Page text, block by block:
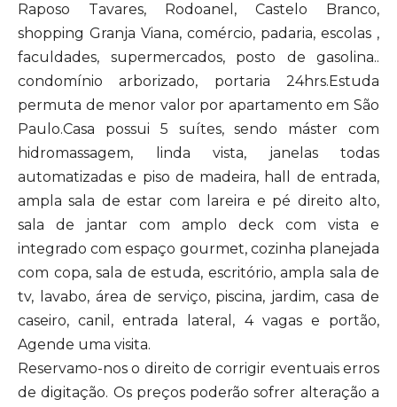
Raposo Tavares, Rodoanel, Castelo Branco,
shopping Granja Viana, comércio, padaria, escolas ,
faculdades, supermercados, posto de gasolina..
condomínio arborizado, portaria 24hrs.Estuda
permuta de menor valor por apartamento em São
Paulo.Casa possui 5 suítes, sendo máster com
hidromassagem, linda vista, janelas todas
automatizadas e piso de madeira, hall de entrada,
ampla sala de estar com lareira e pé direito alto,
sala de jantar com amplo deck com vista e
integrado com espaço gourmet, cozinha planejada
com copa, sala de estuda, escritório, ampla sala de
tv, lavabo, área de serviço, piscina, jardim, casa de
caseiro, canil, entrada lateral, 4 vagas e portão,
Agende uma visita.
Reservamo-nos o direito de corrigir eventuais erros
de digitação. Os preços poderão sofrer alteração a